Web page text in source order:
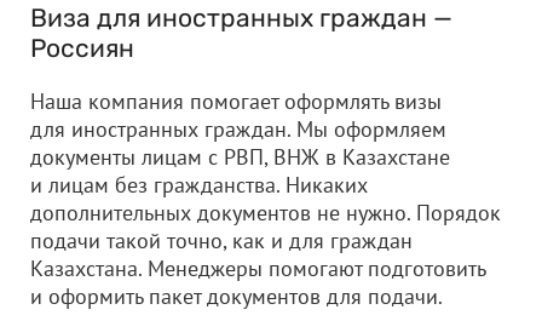
Виза для иностранных граждан —
Россиян
Наша компания помогает оформлять визы
для иностранных граждан. Мы оформляем
документы лицам с РВП, ВНЖ в Казахстане
и лицам без гражданства. Никаких
дополнительных документов не нужно. Порядок
подачи такой точно, как и для граждан
Казахстана. Менеджеры помогают подготовить
и оформить пакет документов для подачи.